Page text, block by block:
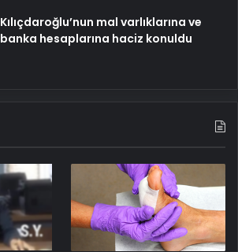
Kılıçdaroğlu’nun mal varlıklarına ve
banka hesaplarına haciz konuldu